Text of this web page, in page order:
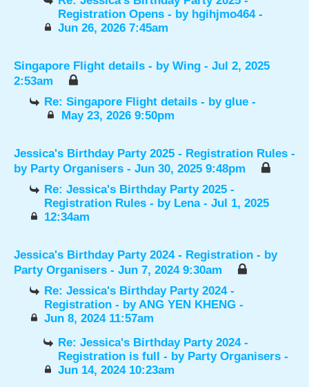
Registration Opens - by hgihjmo464-
Jun 26, 2026 7:45am
Singapore Flight details - by Wing - Jul 2, 2025
2:53am
Re: Singapore Flight details - byglue -
May 23, 2026 9:50pm
Jessica's Birthday Party 2025 - Registration Rules -
by Party Organisers - Jun 30, 2025 9:48pm
Re: Jessica's Birthday Party 2025 -
Registration Rules - by Lena- Jul 1, 2025
12:34am
Jessica's Birthday Party 2024 - Registration - by
Party Organisers - Jun 7, 2024 9:30am
Re: Jessica's Birthday Party 2024 -
Registration - byANG YEN KHENG -
Jun 8, 2024 11:57am
Re: Jessica's Birthday Party 2024 -
Registration is full - by Party Organisers -
Jun 14, 2024 10:23am